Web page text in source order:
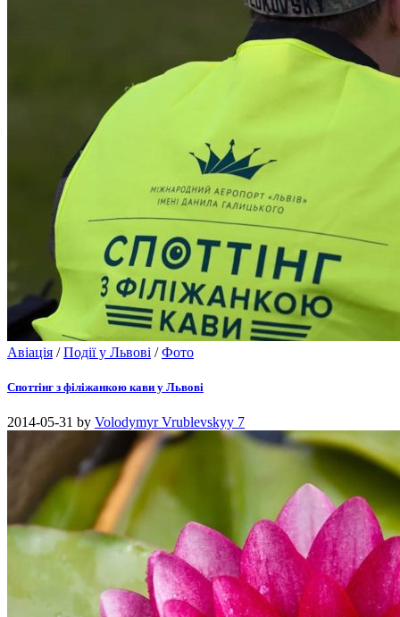
Авіація /Події у Львові /Фото
Споттінг з філіжанкою кави у Львові
2014-05-31 by Volodymyr Vrublevskyy 7